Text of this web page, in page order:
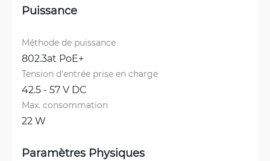
Puissance
Méthode de puissance
802.3at PoE+
Tension d'entrée prise en charge
42.5 - 57 V DC
Max. consommation
22 W
Paramètres Physiques